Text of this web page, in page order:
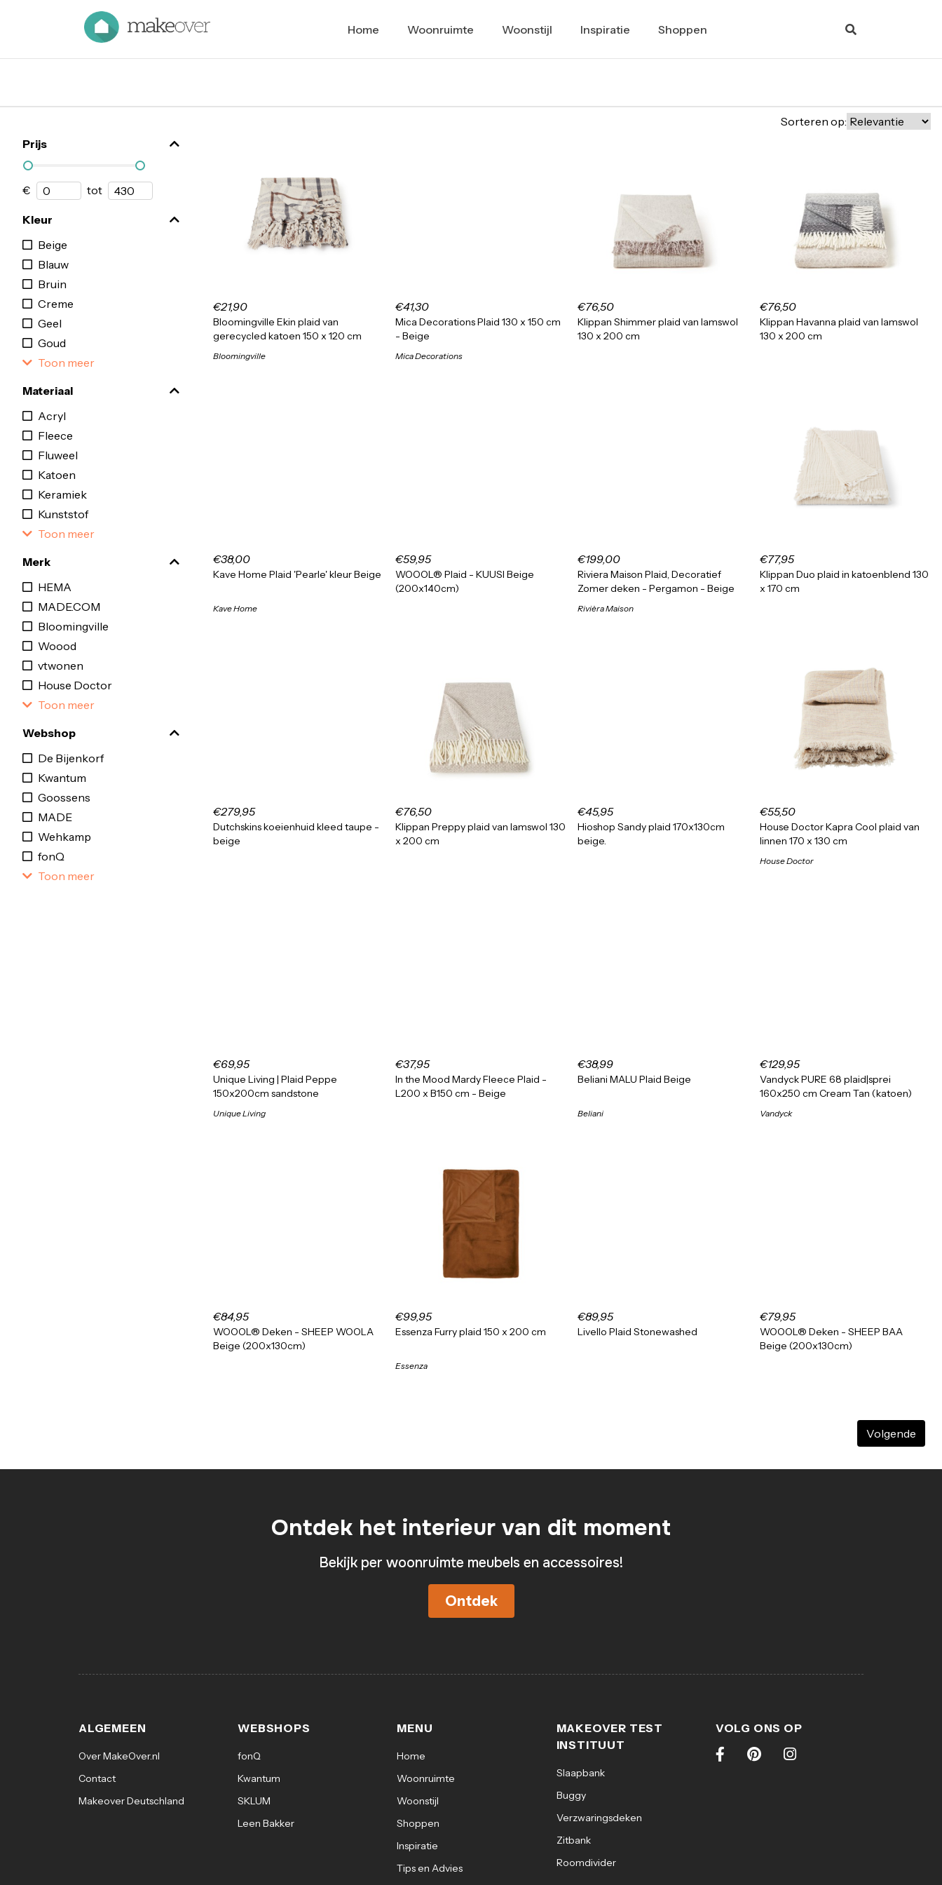
Home Woonruimte Woonstijl Inspiratie Shoppen
Prijs
€ tot
Kleur
Beige
Blauw
Bruin
Creme
Geel
Goud
Toon meer
Materiaal
Acryl
Fleece
Fluweel
Katoen
Keramiek
Kunststof
Toon meer
Merk
HEMA
MADE.COM
Bloomingville
Woood
vtwonen
House Doctor
Toon meer
Webshop
De Bijenkorf
Kwantum
Goossens
MADE
Wehkamp
fonQ
Toon meer
Sorteren op:
€21,90
Bloomingville Ekin plaid van
gerecycled katoen 150 x 120 cm
Bloomingville
€41,30
Mica Decorations Plaid 130 x 150 cm
- Beige
Mica Decorations
€76,50
Klippan Shimmer plaid van lamswol
130 x 200 cm
€76,50
Klippan Havanna plaid van lamswol
130 x 200 cm
€38,00
Kave Home Plaid 'Pearle' kleur Beige
Kave Home
€59,95
WOOOL® Plaid - KUUSI Beige
(200x140cm)
€199,00
Riviera Maison Plaid, Decoratief
Zomer deken - Pergamon - Beige
Rivièra Maison
€77,95
Klippan Duo plaid in katoenblend 130
x 170 cm
€279,95
Dutchskins koeienhuid kleed taupe -
beige
€76,50
Klippan Preppy plaid van lamswol 130
x 200 cm
€45,95
Hioshop Sandy plaid 170x130cm
beige.
€55,50
House Doctor Kapra Cool plaid van
linnen 170 x 130 cm
House Doctor
€69,95
Unique Living | Plaid Peppe
150x200cm sandstone
Unique Living
€37,95
In the Mood Mardy Fleece Plaid -
L200 x B150 cm - Beige
€38,99
Beliani MALU Plaid Beige
Beliani
€129,95
Vandyck PURE 68 plaid|sprei
160x250 cm Cream Tan (katoen)
Vandyck
€84,95
WOOOL® Deken - SHEEP WOOLA
Beige (200x130cm)
€99,95
Essenza Furry plaid 150 x 200 cm
Essenza
€89,95
Livello Plaid Stonewashed
€79,95
WOOOL® Deken - SHEEP BAA
Beige (200x130cm)
Volgende
Ontdek het interieur van dit moment
Bekijk per woonruimte meubels en accessoires!
Ontdek
ALGEMEEN
Over MakeOver.nl
Contact
Makeover Deutschland
WEBSHOPS
fonQ
Kwantum
SKLUM
Leen Bakker
MENU
Home
Woonruimte
Woonstijl
Shoppen
Inspiratie
Tips en Advies
MAKEOVER TEST
INSTITUUT
Slaapbank
Buggy
Verzwaringsdeken
Zitbank
Roomdivider
VOLG ONS OP